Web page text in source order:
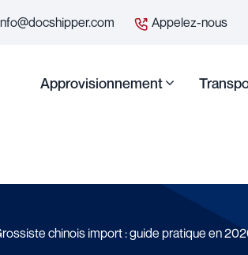
Appelez-nous
Approvisionnement
chinois import : guide pratique en